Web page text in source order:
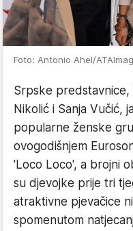
Foto: Antonio Ahel/
Srpske predstavnice,
Nikolić i Sanja Vučić,
popularne ženske
ovogodišnjem
'Loco Loco', a brojni
su djevojke prije tri
atraktivne pjevačice
spomenutom